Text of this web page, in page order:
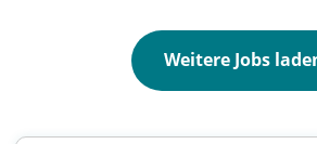
Weitere Jobs